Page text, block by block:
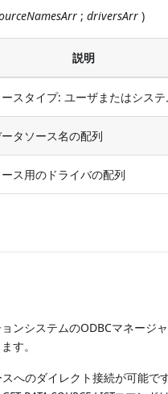
;driversArr )
説明
ースタイプ: ユーザまたはシステ
タソース名の配列
ース用のドライバの配列
ンシステムのODBCマネージ
す。
へのダイレクト接続が可能で